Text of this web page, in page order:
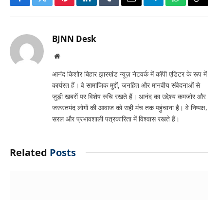
FacebookTwitterPinterestLinkedInTumblrEmailTelegramWhatsApp
Copy
BJNN Desk
Website
आनंद किशोर बिहार झारखंड न्यूज़ नेटवर्क में कॉपी एडिटर के रूप में
कार्यरत हैं। वे सामाजिक मुद्दों, जनहित और मानवीय संवेदनाओं से
जुड़ी खबरों पर विशेष रुचि रखते हैं। आनंद का उद्देश्य कमजोर और
जरूरतमंद लोगों की आवाज को सही मंच तक पहुंचाना है। वे निष्पक्ष,
सरल और प्रभावशाली पत्रकारिता में विश्वास रखते हैं।
Related Posts